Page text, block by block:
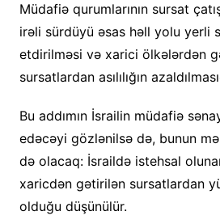
Müdafiə qurumlarının sursat
irəli sürdüyü əsas həll yolu yerli
etdirilməsi və xarici ölkələrdən
sursatlardan asılılığın
Bu addımın İsrailin müdafiə
edəcəyi gözlənilsə də, bunun
də olacaq: İsraildə istehsal
xaricdən gətirilən sursatlardan
olduğu düşünülür.